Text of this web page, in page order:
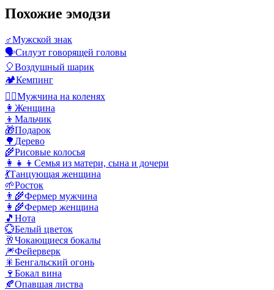
Похожие эмодзи
♂️Мужской знак
🗣️Силуэт говорящей головы
🎈Воздушный шарик
🏕️Кемпинг
🧎‍♂️Мужчина на коленях
👩 Женщина
👦 Мальчик
🎁Подарок
🌳 Дерево
🌾Рисовые колосья
👩‍👧‍👦 Семья из матери, сына и дочери
💃Танцующая женщина
🌱Росток
👨‍🌾Фермер мужчина
👩‍🌾Фермер женщина
🎵 Нота
💮Белый цветок
🥂Чокающиеся бокалы
🎆Фейерверк
🎇 Бенгальский огонь
🍷 Бокал вина
🍂Опавшая листва